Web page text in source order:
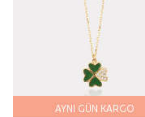
AYNI GÜN KARGO